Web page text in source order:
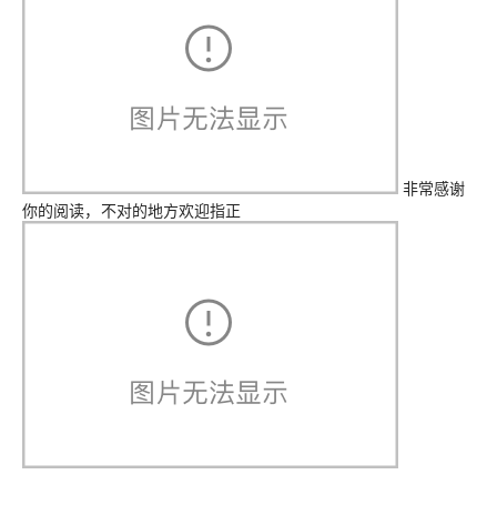
非常感谢
你的阅读，不对的地方欢迎指正